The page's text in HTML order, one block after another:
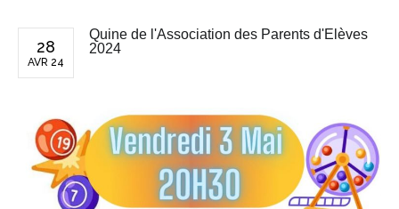
28
AVR 24
Quine de l'Association des Parents d'Elèves
2024